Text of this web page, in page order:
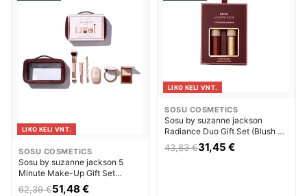
LIKO KELI VNT.
SOSU COSMETICS
Sosu by suzanne jackson 5
Minute Make-Up Gift Set
Makiažo bazė Moterims
62,39 €51,48 €
LIKO KELI VNT.
SOSU COSMETICS
Sosu by suzanne jackson
Radiance Duo Gift Set (Blush &
Glow) Skaistalai Moterims
43,83 €31,45 €